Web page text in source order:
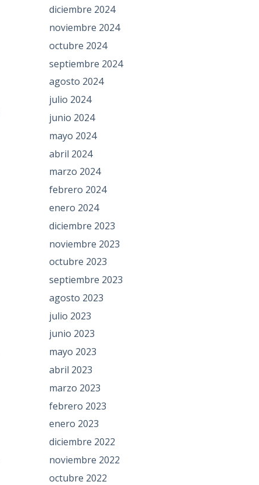
diciembre 2024
noviembre 2024
octubre 2024
septiembre 2024
agosto 2024
julio 2024
junio 2024
mayo 2024
abril 2024
marzo 2024
febrero 2024
enero 2024
diciembre 2023
noviembre 2023
octubre 2023
septiembre 2023
agosto 2023
julio 2023
junio 2023
mayo 2023
abril 2023
marzo 2023
febrero 2023
enero 2023
diciembre 2022
noviembre 2022
octubre 2022